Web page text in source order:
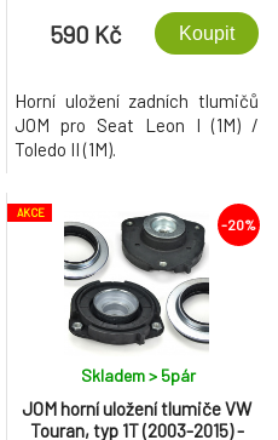
590 Kč Koupit
Horní uložení zadních tlumičů
JOM pro Seat Leon I (1M) /
Toledo II (1M).
AKCE
-20%
JOM horní uložení tlumiče VW
Touran, typ 1T (2003-2015) -
Skladem > 5pár